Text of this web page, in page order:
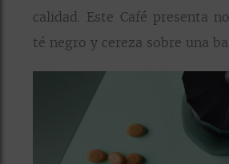
calidad. Este Café presenta
té negro y cereza sobre una